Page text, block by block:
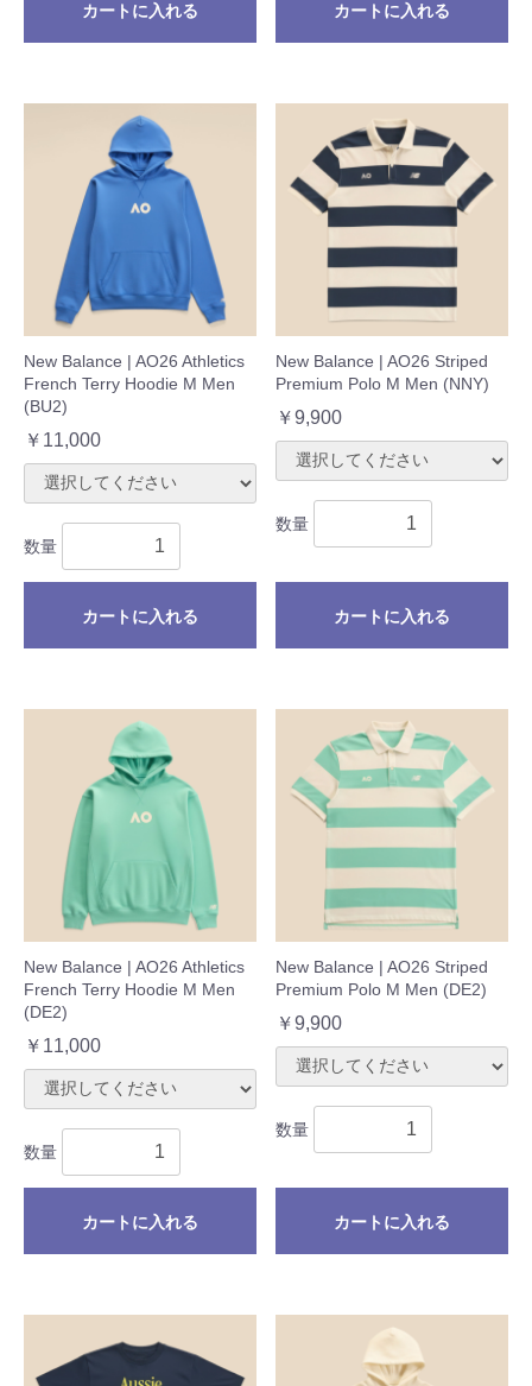
カートに入れる カートに入れる
New Balance | AO26 Athletics
French Terry Hoodie M Men
(BU2)
￥11,000
数量
カートに入れる
New Balance | AO26 Striped
Premium Polo M Men (NNY)
￥9,900
数量
カートに入れる
New Balance | AO26 Athletics
French Terry Hoodie M Men
(DE2)
￥11,000
数量
カートに入れる
New Balance | AO26 Striped
Premium Polo M Men (DE2)
￥9,900
数量
カートに入れる